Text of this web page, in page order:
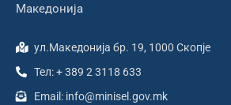
Македонија
ул.Македонија бр. 19, 1000 Скопје
Тел: + 389 2 3118 633
Email: info@minisel.gov.mk